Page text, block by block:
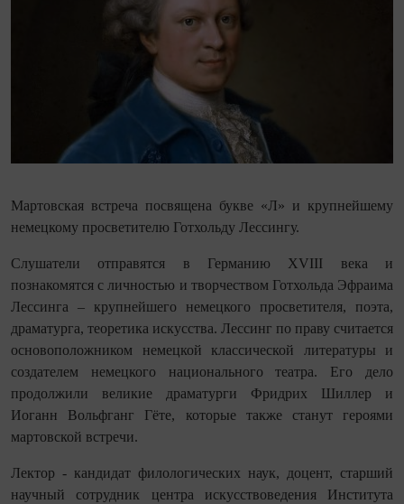
Мартовская встреча посвящена букве «Л» и крупнейшему
немецкому просветителю Готхольду Лессингу.
Слушатели отправятся в Германию XVIII века и
познакомятся с личностью и творчеством Готхольда Эфраима
Лессинга – крупнейшего немецкого просветителя, поэта,
драматурга, теоретика искусства. Лессинг по праву считается
основоположником немецкой классической литературы и
создателем немецкого национального театра. Его дело
продолжили великие драматурги Фридрих Шиллер и
Иоганн Вольфганг Гёте, которые также станут героями
мартовской встречи.
Лектор - кандидат филологических наук, доцент, старший
научный сотрудник центра искусствоведения Института